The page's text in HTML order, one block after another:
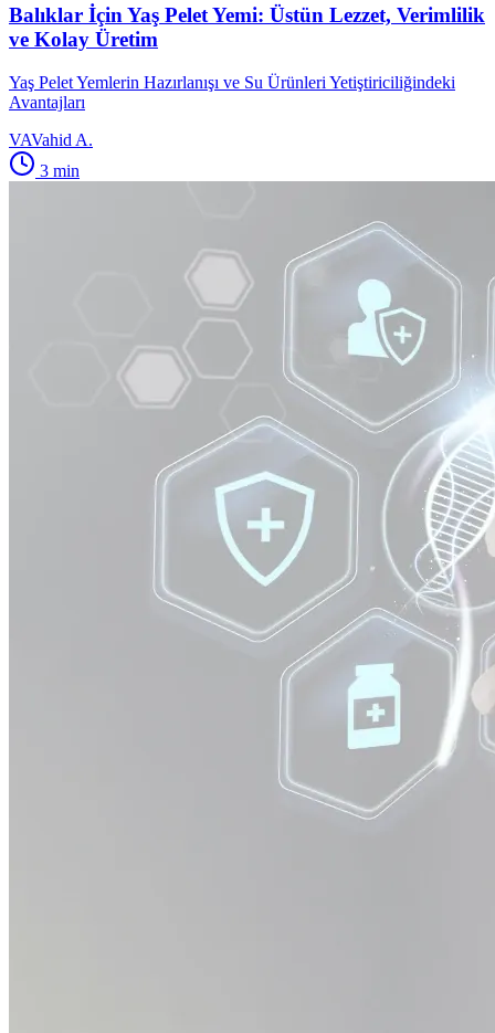
Balıklar İçin Yaş Pelet Yemi: Üstün Lezzet, Verimlilik
ve Kolay Üretim
Yaş Pelet Yemlerin Hazırlanışı ve Su Ürünleri Yetiştiriciliğindeki
Avantajları
VAVahid A.
3 min